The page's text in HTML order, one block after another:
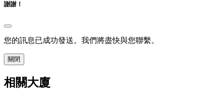
謝謝！
您的訊息已成功發送。我們將盡快與您聯繫。
關閉
相關大廈